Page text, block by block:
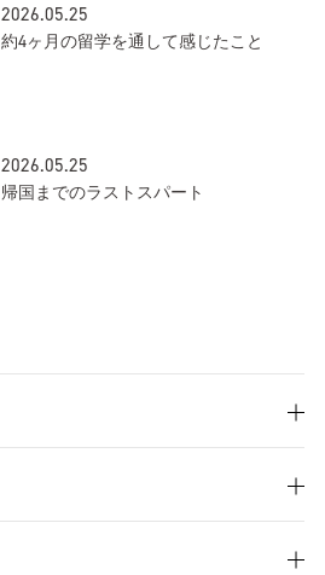
2026.05.25
約4ヶ月の留学を通して感じたこと
2026.05.25
帰国までのラストスパート